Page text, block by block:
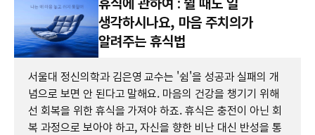
생각하시나요, 마음 주치의가
알려주는 휴식법
서울대 정신의학과 김은영 교수는 '쉼'을 성공과 실패의 개
념으로 보면 안 된다고 말해요. 마음의 건강을 챙기기 위해
선 회복을 위한 휴식을 가져야 하죠. 휴식은 충전이 아닌 회
복 과정으로 보아야 하고, 자신을 향한 비난 대신 반성을 통